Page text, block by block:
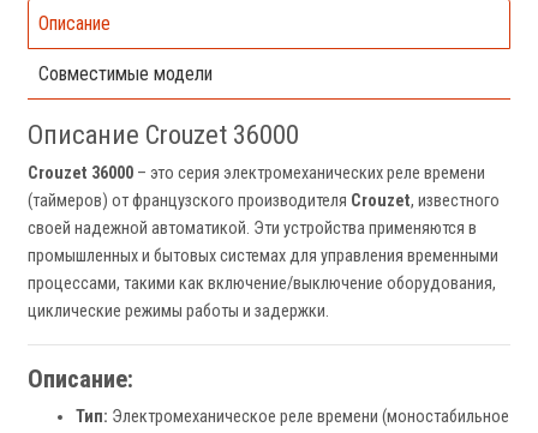
Описание
Совместимые модели
Описание Crouzet 36000
Crouzet 36000 – это серия электромеханических реле времени
(таймеров) от французского производителя Crouzet, известного
своей надежной автоматикой. Эти устройства применяются в
промышленных и бытовых системах для управления временными
процессами, такими как включение/выключение оборудования,
циклические режимы работы и задержки.
Описание:
Тип: Электромеханическое реле времени (моностабильное